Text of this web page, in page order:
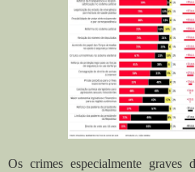
Os crimes especialmente graves